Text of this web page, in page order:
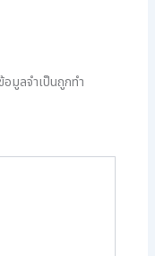
อมูลจำเป็นถูกทำ